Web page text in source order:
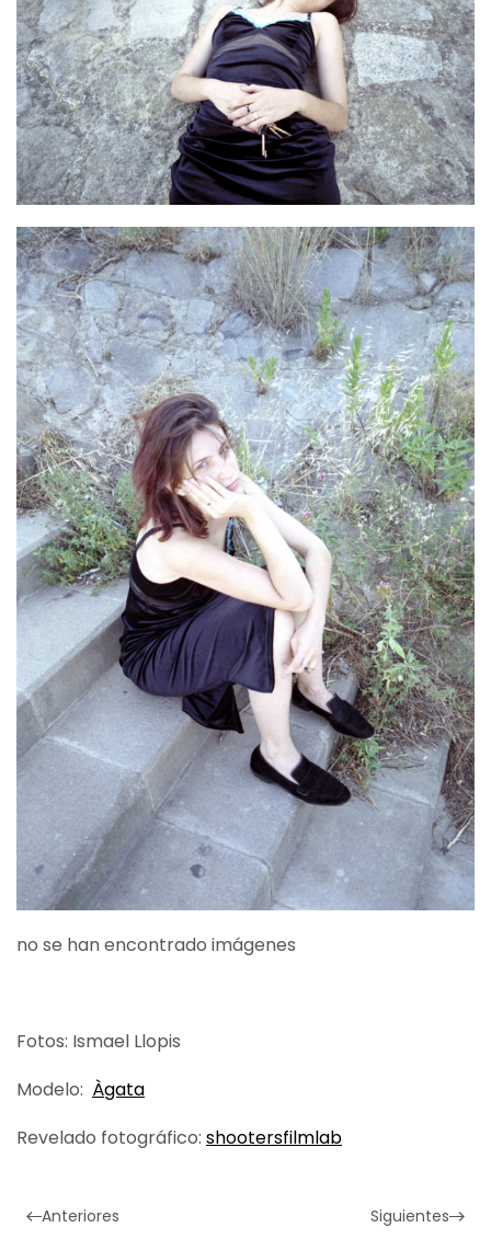
no se han encontrado imágenes
Fotos: Ismael Llopis
Modelo: Àgata
Revelado fotográfico: shootersfilmlab
Anteriores Siguientes